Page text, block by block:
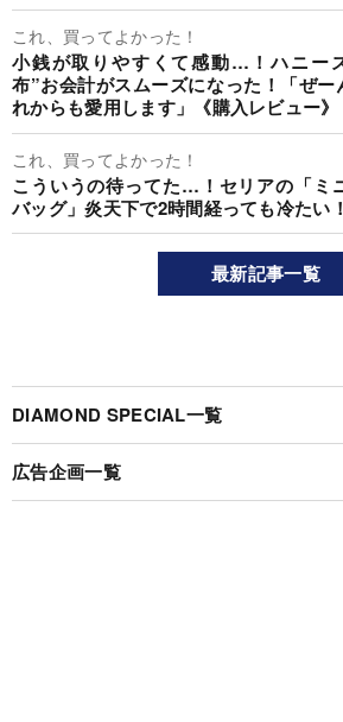
これ、買ってよかった！
小銭が取りやすくて感動…！ハニー
布”お会計がスムーズになった！「ぜー
れからも愛用します」《購入レビュー》
これ、買ってよかった！
こういうの待ってた…！セリアの「ミ
バッグ」炎天下で2時間経っても冷たい
最新記事一覧
DIAMOND SPECIAL一覧
広告企画一覧